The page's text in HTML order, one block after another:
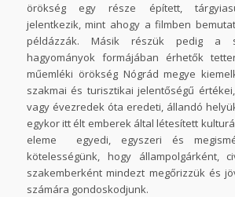
örökség egy része épített,
jelentkezik, mint ahogy a filmben
példázzák. Másik részük pedig a
hagyományok formájában érhetők
műemléki örökség Nógrád megye
szakmai és turisztikai jelentőségű
vagy évezredek óta eredeti, állandó
egykor itt élt emberek által létesített
eleme egyedi, egyszeri és
kötelességünk, hogy állampolgárként,
szakemberként mindezt megőrizzük és
számára gondoskodjunk.